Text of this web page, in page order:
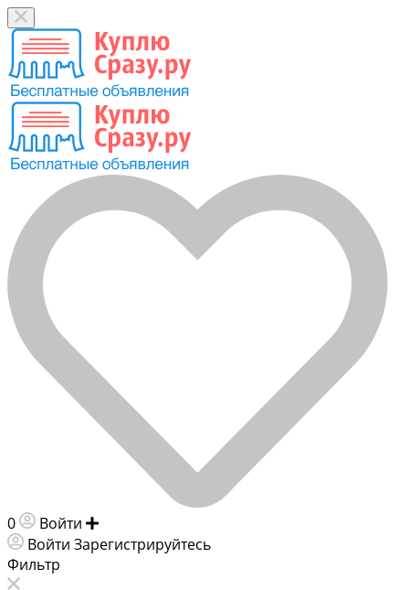
0 Войти
Войти Зарегистрируйтесь
Фильтр